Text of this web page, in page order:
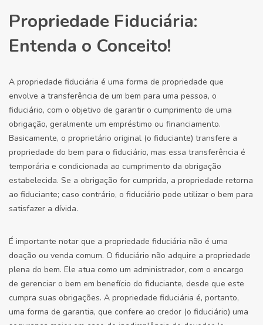
Propriedade Fiduciária:
Entenda o Conceito!
A propriedade fiduciária é uma forma de propriedade que
envolve a transferência de um bem para uma pessoa, o
fiduciário, com o objetivo de garantir o cumprimento de uma
obrigação, geralmente um empréstimo ou financiamento.
Basicamente, o proprietário original (o fiduciante) transfere a
propriedade do bem para o fiduciário, mas essa transferência é
temporária e condicionada ao cumprimento da obrigação
estabelecida. Se a obrigação for cumprida, a propriedade retorna
ao fiduciante; caso contrário, o fiduciário pode utilizar o bem para
satisfazer a dívida.
É importante notar que a propriedade fiduciária não é uma
doação ou venda comum. O fiduciário não adquire a propriedade
plena do bem. Ele atua como um administrador, com o encargo
de gerenciar o bem em benefício do fiduciante, desde que este
cumpra suas obrigações. A propriedade fiduciária é, portanto,
uma forma de garantia, que confere ao credor (o fiduciário) uma